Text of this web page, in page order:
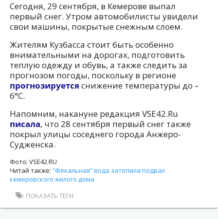
Сегодня, 29 сентября, в Кемерове выпал
первый снег. Утром автомобилисты увидели
свои машины, покрытые снежным слоем.
Жителям Кузбасса стоит быть особенно
внимательными на дорогах, подготовить
теплую одежду и обувь, а также следить за
прогнозом погоды, поскольку в регионе
прогнозируется снижение температуры до –
6°C.
Напомним, накануне редакция VSE42.Ru
писала, что 28 сентября первый снег также
покрыл улицы соседнего города Анжеро-
Судженска.
Фото: VSE42.RU
Читай также: “Фекальная” вода затопила подвал
кемеровского жилого дома
ПОКАЗАТЬ ТЕГИ